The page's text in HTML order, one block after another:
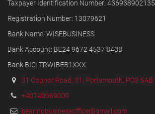
Taxpayer Identification Number: 436938902135
Registration Number: 13079621
Bank Name: WISEBUSINESS
Bank Account: BE24 9672 4537 8438
Bank BIC: TRWIBEB1XXX
31 Copnor Road, 31, Portsmouth, PO3 5AB
+40740669009
bearingbusinessoffice@gmail.com